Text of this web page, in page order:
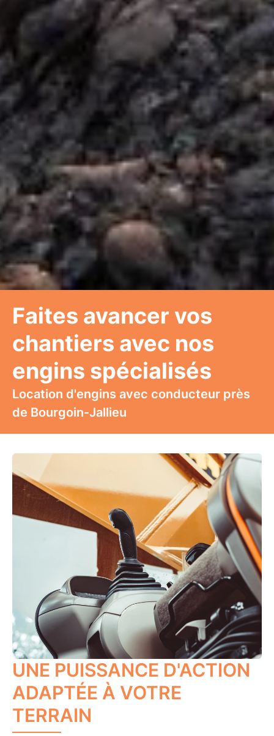
Location d'engins avec conducteur près
de Bourgoin-Jallieu
Faites avancer vos
chantiers avec nos
engins spécialisés
UNE PUISSANCE D'ACTION
ADAPTÉE À VOTRE
TERRAIN